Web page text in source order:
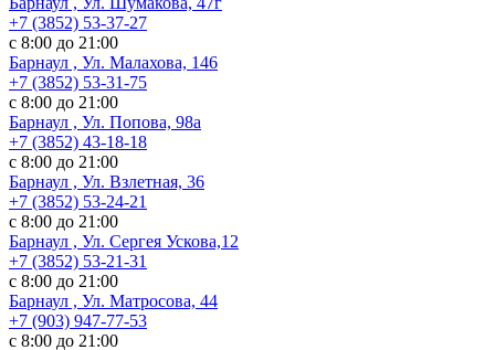
+7 (3852) 53-37-27
с 8:00 до 21:00
Барнаул , Ул. Малахова, 146
+7 (3852) 53-31-75
с 8:00 до 21:00
Барнаул , Ул. Попова, 98а
+7 (3852) 43-18-18
с 8:00 до 21:00
Барнаул , Ул. Взлетная, 36
+7 (3852) 53-24-21
с 8:00 до 21:00
Барнаул , Ул. Сергея Ускова,12
+7 (3852) 53-21-31
с 8:00 до 21:00
Барнаул , Ул. Матросова, 44
+7 (903) 947-77-53
с 8:00 до 21:00